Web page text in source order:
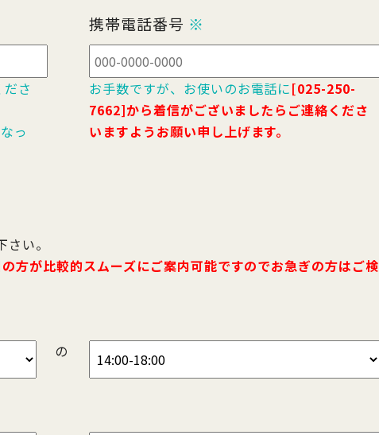
さ
っ
携帯電話番号 ※
お手数ですが、お使いのお電話に[025-250-
7662]から着信がございましたらご連絡くださ
いますようお願い申し上げます。
い。
方が比較的スムーズにご案内可能ですのでお急ぎの方はご検
の